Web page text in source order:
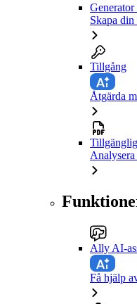
Skapa
Tillgång
Åtgärda
Ally AI-
Få hjälp